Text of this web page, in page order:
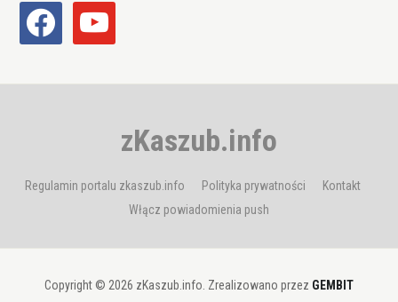
facebook youtube
zKaszub.info
Regulamin portalu zkaszub.info Polityka prywatności
Kontakt
Włącz powiadomienia push
Copyright © 2026 zKaszub.info. Zrealizowano przez GEMBIT